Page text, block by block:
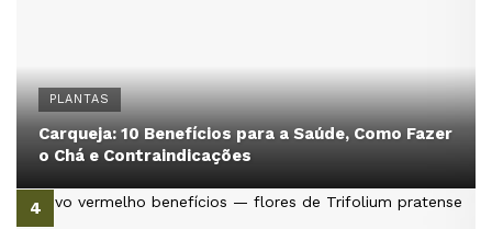
PLANTAS
Carqueja: 10 Benefícios para a Saúde, Como Fazer
o Chá e Contraindicações